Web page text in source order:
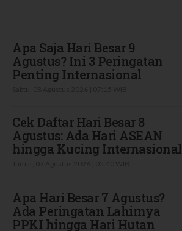
Apa Saja Hari Besar 9
Agustus? Ini 3 Peringatan
Penting Internasional
Cek Daftar Hari Besar 8
Agustus: Ada Hari ASEAN
hingga Kucing Internasional
Apa Hari Besar 7 Agustus?
Ada Peringatan Lahirnya
PPKI hingga Hari Hutan